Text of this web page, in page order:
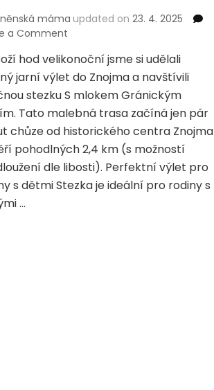
mámaupdated on 23. 4. 2025
a Commenton
s
dětmi
do
Znojma:
Naučná
stezka
S
mlokem
Gránickým
údolím
hod velikonoční jsme si udělali
jarní výlet do Znojma a navštívili
stezku S mlokem Gránickým
Tato malebná trasa začíná jen pár
chůze od historického centra Znojma
pohodlných 2,4 km (s možností
dle libosti). Perfektní výlet pro
s dětmi Stezka je ideální pro rodiny s
…